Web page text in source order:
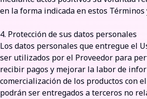
en la forma indicada en estos Términos
4. Protección de sus datos personales
Los datos personales que entregue el
ser utilizados por el Proveedor para
recibir pagos y mejorar la labor de
comercialización de los productos con
podrán ser entregados a terceros no